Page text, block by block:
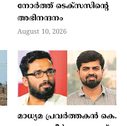
നോർത്ത് ടെക്സസിന്റെ
അഭിനന്ദനം
August 10, 2026
മാധ്യമ പ്രവർത്തകൻ കെ.